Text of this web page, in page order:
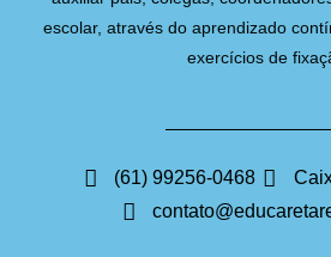
escolar, através do aprendizado
exercícios de
(61) 99256-0468